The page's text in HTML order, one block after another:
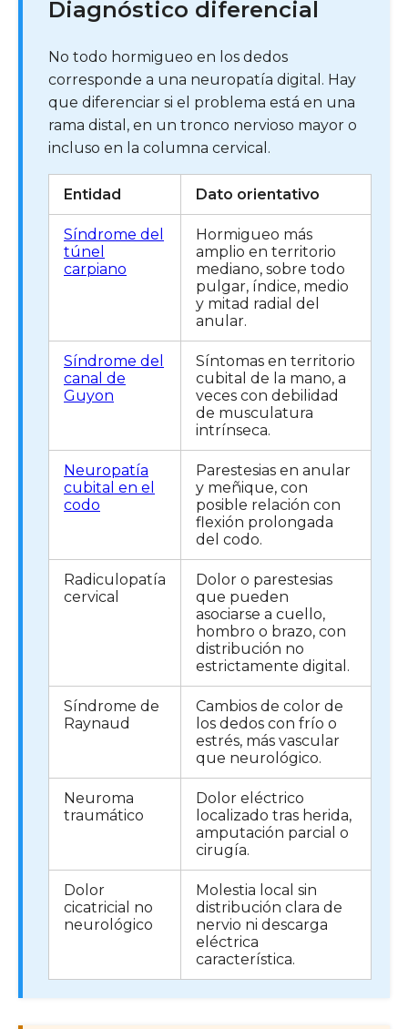
Diagnóstico diferencial
No todo hormigueo en los dedos
corresponde a una neuropatía digital. Hay
que diferenciar si el problema está en una
rama distal, en un tronco nervioso mayor o
incluso en la columna cervical.
Entidad Dato orientativo
Síndrome del
túnel
carpiano
Hormigueo más
amplio en territorio
mediano, sobre todo
pulgar, índice, medio
y mitad radial del
anular.
Síndrome del
canal de
Guyon
Síntomas en territorio
cubital de la mano, a
veces con debilidad
de musculatura
intrínseca.
Neuropatía
cubital en el
codo
Parestesias en anular
y meñique, con
posible relación con
flexión prolongada
del codo.
Radiculopatía
cervical
Dolor o parestesias
que pueden
asociarse a cuello,
hombro o brazo, con
distribución no
estrictamente digital.
Síndrome de
Raynaud
Cambios de color de
los dedos con frío o
estrés, más vascular
que neurológico.
Neuroma
traumático
Dolor eléctrico
localizado tras herida,
amputación parcial o
cirugía.
Dolor
cicatricial no
neurológico
Molestia local sin
distribución clara de
nervio ni descarga
eléctrica
característica.